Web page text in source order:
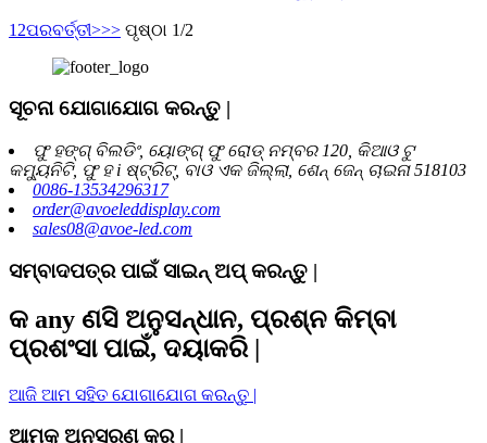
1 2ପରବର୍ତ୍ତୀ>>> ପୃଷ୍ଠା 1/2
ସୂଚନା ଯୋଗାଯୋଗ କରନ୍ତୁ |
ଫୁ ହଙ୍ଗ୍ ବିଲଡିଂ, ୟୋଙ୍ଗ୍ ଫୁ ରୋଡ୍ ନମ୍ବର 120, କିଆଓ ଟୁ
କମ୍ୟୁନିଟି, ଫୁ ହ i ଷ୍ଟ୍ରିଟ୍, ବାଓ ଏକ ଜିଲ୍ଲା, ଶେନ୍ ଜେନ୍ ଚାଇନା 518103
0086-13534296317
order@avoeleddisplay.com
sales08@avoe-led.com
ସମ୍ବାଦପତ୍ର ପାଇଁ ସାଇନ୍ ଅପ୍ କରନ୍ତୁ |
କ any ଣସି ଅନୁସନ୍ଧାନ, ପ୍ରଶ୍ନ କିମ୍ବା
ପ୍ରଶଂସା ପାଇଁ, ଦୟାକରି |
ଆଜି ଆମ ସହିତ ଯୋଗାଯୋଗ କରନ୍ତୁ |
ଆମକୁ ଅନୁସରଣ କର |